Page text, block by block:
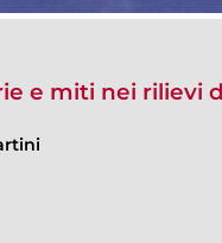
e miti nei rilievi